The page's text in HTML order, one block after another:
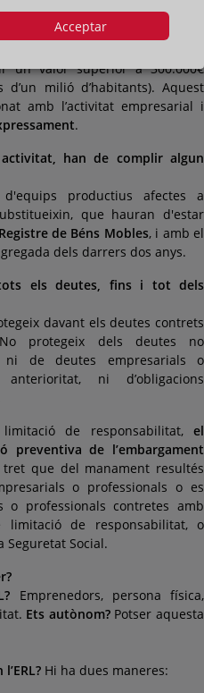
un valor superior a 300.000€
milió d’habitants). Aquest
amb l’activitat empresarial i
.
han de complir algun
productius afectes a
que hauran d'estar
de Béns Mobles, i amb el
dels darrers dos anys.
els deutes, fins i tot dels
davant els deutes contrets
protegeix dels deutes no
ni de deutes empresarials o
ni d’obligacions
de responsabilitat, el
preventiva de l’embargament
que del manament resultés
o professionals o es
o professionals contretes amb
de responsabilitat, o
Seguretat Social.
Emprenedors, persona física,
Ets autònom?Potser aquesta
Hi ha dues maneres:
Acceptar